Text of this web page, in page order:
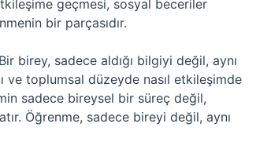
geçmesi, sosyal beceriler
bir parçasıdır.
birey, sadece aldığı bilgiyi değil, aynı
ve toplumsal düzeyde nasıl etkileşimde
sadece bireysel bir süreç değil,
Öğrenme, sadece bireyi değil, aynı